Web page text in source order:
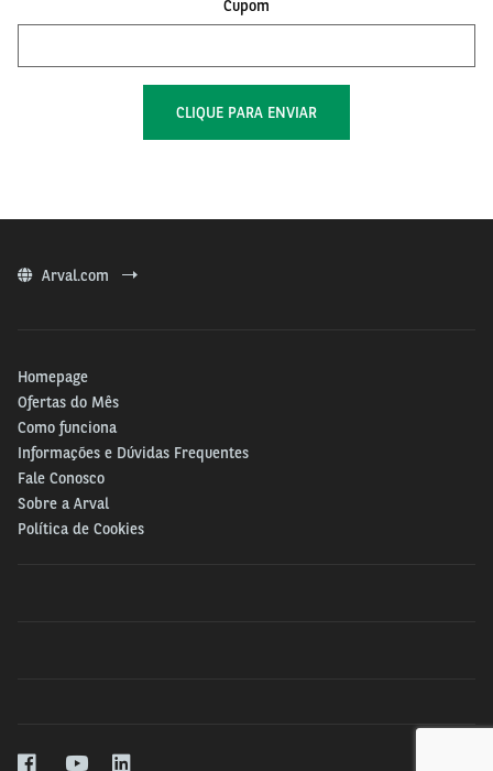
Cupom
Arval.com
Homepage
Ofertas do Mês
Como funciona
Informações e Dúvidas Frequentes
Fale Conosco
Sobre a Arval
Política de Cookies